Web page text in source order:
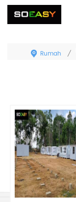
Rumah /